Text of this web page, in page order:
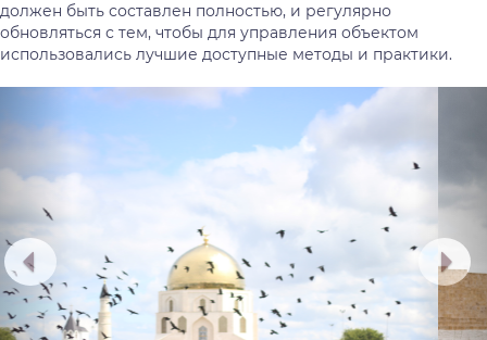
должен быть составлен полностью, и регулярно
обновляться с тем, чтобы для управления объектом
использовались лучшие доступные методы и практики.
Предыдущий